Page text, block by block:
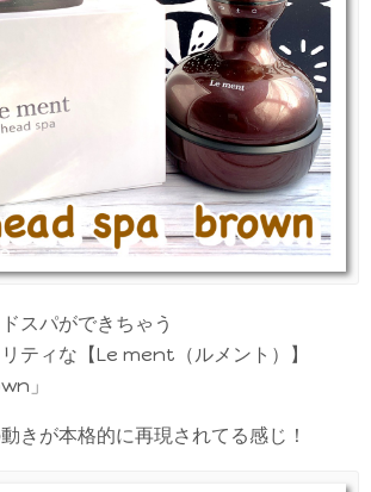
スパができちゃう
ティな【Le ment（ルメント）】
」
きが本格的に再現されてる感じ！